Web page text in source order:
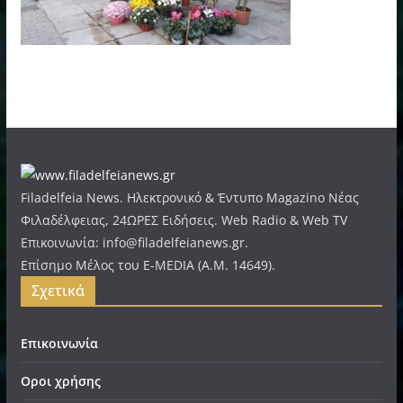
Filadelfeia News. Ηλεκτρονικό & Έντυπο Magazino Νέας
Φιλαδέλφειας, 24ΩΡΕΣ Ειδήσεις. Web Radio & Web TV
Επικοινωνία: info@filadelfeianews.gr.
Επίσημο Μέλος του E-MEDIA (A.M. 14649).
Σχετικά
Επικοινωνία
Οροι χρήσης